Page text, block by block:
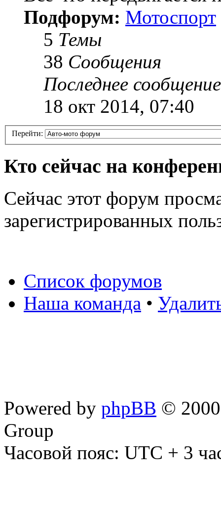
Подфорум: Мотоспорт
5 Темы
38 Сообщения
Последнее сообщение
18 окт 2014, 07:40
Перейти:
Кто сейчас на
Сейчас этот форум
зарегистрированных
Список форумов
Наша команда •
Powered by phpBB ©
Group
Часовой пояс: UTC + 3